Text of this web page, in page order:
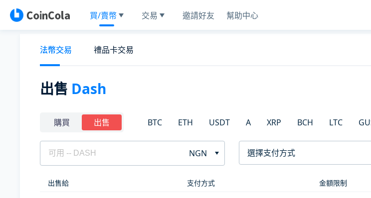
買/賣幣 交易 邀請好友 幫助中心
法幣交易 禮品卡交易
出售 Dash
購買 出售 BTC ETH USDT A XRP BCH LTC
NGN 選擇支付方式
出售給 支付方式 金額限制